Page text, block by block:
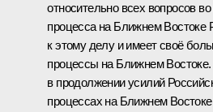
относительно всех вопросов
процесса на Ближнем Востоке
к этому делу и имеет своё
процессы на Ближнем
в продолжении усилий
процессах на Ближнем